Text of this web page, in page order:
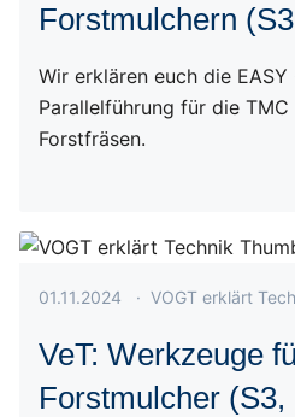
Forstmulchern
Wir erklären euch die EASY
Parallelführung für die
Forstfräsen.
Veröffentlicht am 01.11.2024
01.11.2024 · VOGT erklärt
VeT: Werkzeuge
Forstmulcher (S3,